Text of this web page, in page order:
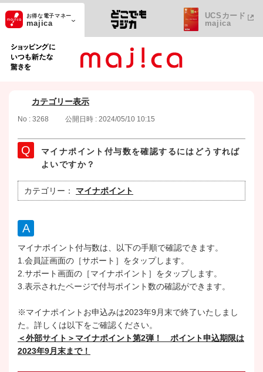
ショッピングにいつも新たな驚きを
お得な電子マネー
majica
UCSカード
majica
カテゴリー表示
No : 3268 公開日時 : 2024/05/10 10:15
マイナポイント付与数を確認するにはどうすれば
よいですか？
カテゴリー： マイナポイント
マイナポイント付与数は、以下の手順で確認できます。
1.会員証画面の［サポート］をタップします。
2.サポート画面の［マイナポイント］をタップします。
3.表示されたページで付与ポイント数の確認ができます。
※マイナポイントお申込みは2023年9月末で終了いたしまし
た。詳しくは以下をご確認ください。
＜外部サイト＞マイナポイント第2弾！ ポイント申込期限は
2023年9月末まで！